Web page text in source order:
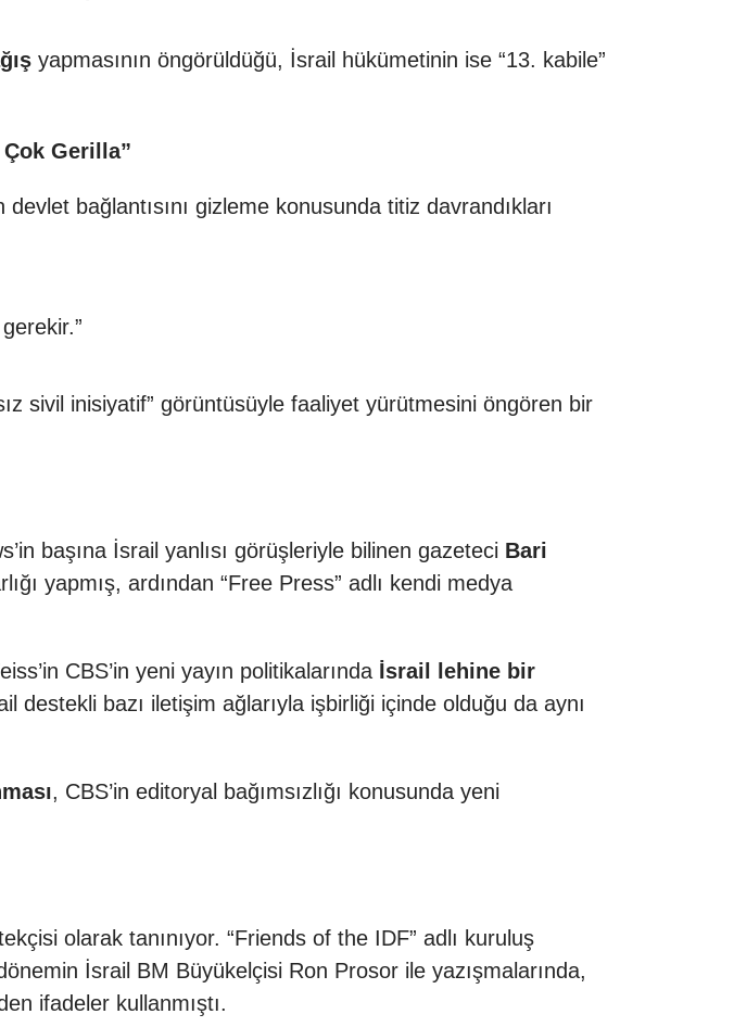
yapmasının öngörüldüğü, İsrail hükümetinin ise “13. kabile”
Gerilla”
bağlantısını gizleme konusunda titiz davrandıkları
sivil inisiyatif” görüntüsüyle faaliyet yürütmesini öngören bir
başına İsrail yanlısı görüşleriyle bilinen gazeteci Bari
yapmış, ardından “Free Press” adlı kendi medya
CBS’in yeni yayın politikalarında İsrail lehine bir
destekli bazı iletişim ağlarıyla işbirliği içinde olduğu da aynı
, CBS’in editoryal bağımsızlığı konusunda yeni
olarak tanınıyor. “Friends of the IDF” adlı kuruluş
İsrail BM Büyükelçisi Ron Prosor ile yazışmalarında,
ifadeler kullanmıştı.